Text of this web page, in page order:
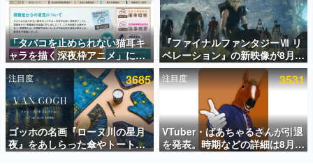
ゲームの企画書
名作ゲームクリエイターの方々に製作時のエピソードをお
聞きし、ヒットする企画（ゲーム）とは何か？を探ってい
きます。
赫本
この物語を解いてはいけない。『赫本』は、〈試験問題〉
の形をした短編ホラー小説集です。
新世代に訊く
これからのデジタルゲーム市場を担う若きクリエイター達
の姿を追い、彼らのルーツと情熱を探っていきます。
「タバコを止められない猫耳キ
ャラを描く深夜枠アニメ」に視
聴者の一部から批判意見。違法
薬物の使用と思しき描写も含め
て、BPOが議論を交わす
『ファイナルファンタジーⅦ リ
ベレーション』の新映像が8月
26日早朝に公開へ。『FF7』リ
メイクシリーズの完結編、
「gamescom」のオープニング
ナイトライブにてディレクター
の浜口直樹氏が登壇する予定
注目度 3685
ゴッホの名画『ローヌ川の星月
夜』をあしらった傘やトートバ
ッグなどが登場。8月7日21時よ
注目度 3531
VTuber・ばあちゃるさんが引退
を発表。時期などの詳細は8月9
日15時からの配信で説明